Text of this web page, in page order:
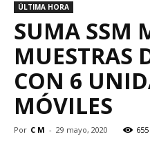
ÚLTIMA HORA
SUMA SSM
MUESTRAS
CON 6
MÓVILES
Por C M - 29 mayo, 2020 655